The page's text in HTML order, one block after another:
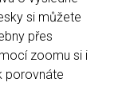
si můžete
přes
zoomu si i
porovnáte